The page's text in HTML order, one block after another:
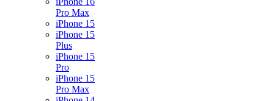
Pro Max
iPhone 15
iPhone 15
Plus
iPhone 15
Pro
iPhone 15
Pro Max